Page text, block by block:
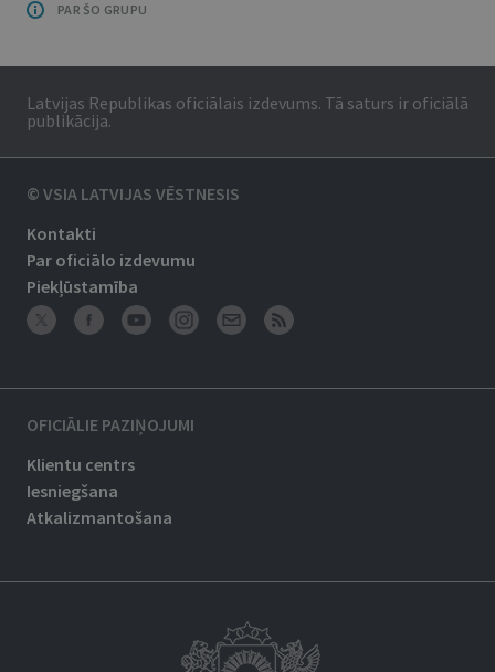
PAR ŠO GRUPU
Latvijas Republikas oficiālais izdevums. Tā saturs ir oficiālā
publikācija.
© VSIA LATVIJAS VĒSTNESIS
Kontakti
Par oficiālo izdevumu
Piekļūstamība
OFICIĀLIE PAZIŅOJUMI
Klientu centrs
Iesniegšana
Atkalizmantošana